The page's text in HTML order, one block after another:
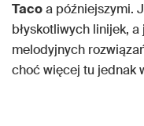
Tacoa późniejszymi.
błyskotliwych linijek,
melodyjnych
choć więcej tu jednak